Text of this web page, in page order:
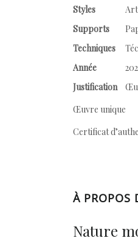
Styles
Supports
Techniques
Année
Justification
Œuvre unique
Certificat
À PROPOS
Nature